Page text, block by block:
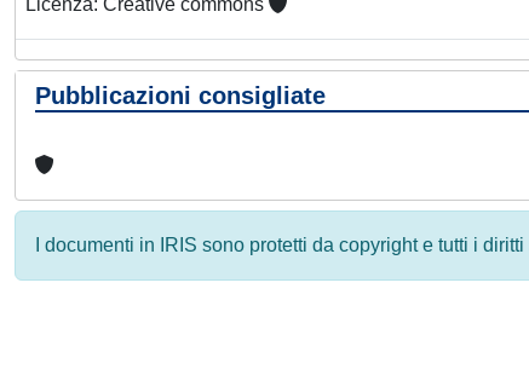
Licenza: Creative commons
Pubblicazioni consigliate
I documenti in IRIS sono protetti da copyright e tutti i